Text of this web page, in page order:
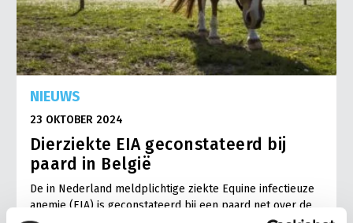
NIEUWS
23 OKTOBER 2024
Dierziekte EIA geconstateerd bij
paard in België
De in Nederland meldplichtige ziekte Equine infectieuze
anemie (EIA) is geconstateerd bij een paard net over de